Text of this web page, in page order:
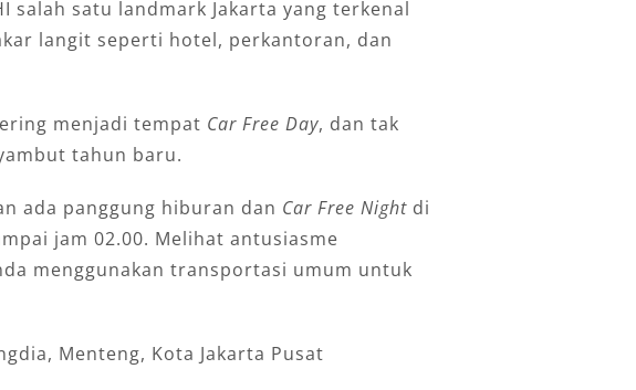
salah satu landmark Jakarta yang terkenal
langit seperti hotel, perkantoran, dan
menjadi tempat Car Free Day, dan tak
tahun baru.
ada panggung hiburan dan Car Free Nightdi
jam 02.00. Melihat antusiasme
menggunakan transportasi umum untuk
Menteng, Kota Jakarta Pusat